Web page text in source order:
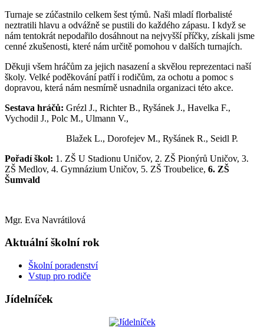
Turnaje se zúčastnilo celkem šest týmů. Naši mladí florbalisté
neztratili hlavu a odvážně se pustili do každého zápasu. I když se
nám tentokrát nepodařilo dosáhnout na nejvyšší příčky, získali jsme
cenné zkušenosti, které nám určitě pomohou v dalších turnajích.
Děkuji všem hráčům za jejich nasazení a skvělou reprezentaci naší
školy. Velké poděkování patří i rodičům, za ochotu a pomoc s
dopravou, která nám nesmírně usnadnila organizaci této akce.
Sestava hráčů: Grézl J., Richter B., Ryšánek J., Havelka F.,
Vychodil J., Polc M., Ulmann V.,
Blažek L., Dorofejev M., Ryšánek R., Seidl P.
Pořadí škol: 1. ZŠ U Stadionu Uničov, 2. ZŠ Pionýrů Uničov, 3.
ZŠ Medlov, 4. Gymnázium Uničov, 5. ZŠ Troubelice, 6. ZŠ
Šumvald
Mgr. Eva Navrátilová
Aktuální školní rok
Školní poradenství
Vstup pro rodiče
Jídelníček